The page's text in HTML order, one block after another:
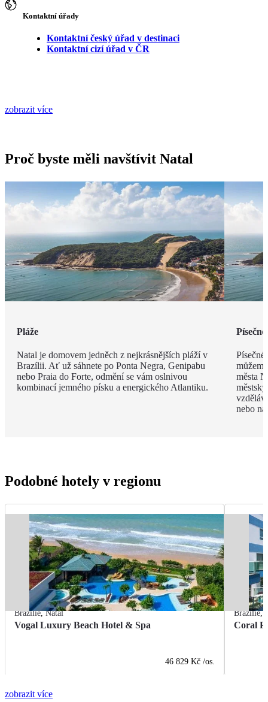
Kontaktní úřady
Kontaktní český úřad v destinaci
Kontaktní cizí úřad v ČR
zobrazit více
Proč byste měli navštívit Natal
Pláže
Natal je domovem jedněch z nejkrásnějších pláží v
Brazílii. Ať už sáhnete po Ponta Negra, Genipabu
nebo Praia do Forte, odmění se vám oslnivou
kombinací jemného písku a energického Atlantiku.
města
nebo
Podobné hotely v regionu
Brazílie,Natal
Vogal Luxury Beach Hotel & Spa
46 829 Kč /os.
Brazílie,
Coral
zobrazit více